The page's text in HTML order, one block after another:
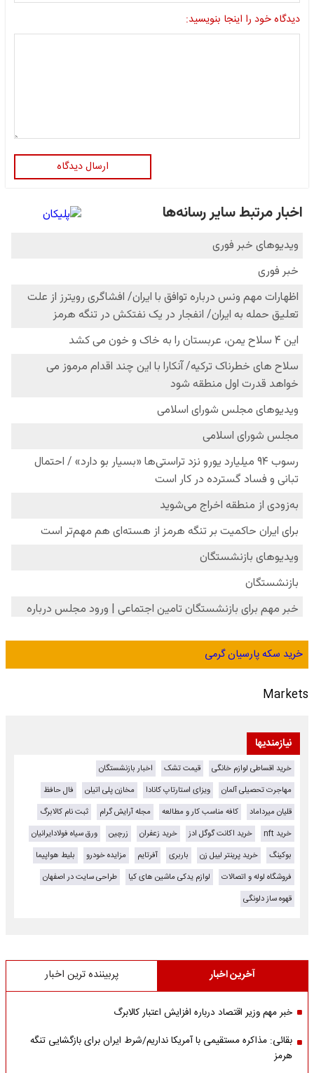
دیدگاه خود را اینجا بنویسید:
ارسال دیدگاه
خرید سکه پارسیان گرمی
Markets
نیازمندیها
خرید اقساطی لوازم خانگی قیمت تشک
اخبار بازنشستگان
مهاجرت تحصیلی آلمان
ویزای استارتاپ کانادا مخازن پلی اتیلن
فال حافظ
قلیان میرداماد
کافه مناسب کار و مطالعه مجله آرایش گرام
ثبت نام کالابرگ
خرید nft
خرید اکانت گوگل ادز خرید زعفران زرچین
ورق سیاه فولادایرانیان
بوکینگ
خرید پرینتر لیبل زن باربری آفرتایم مزایده خودرو
بلیط هواپیما
فروشگاه لوله و اتصالات
لوازم یدکی ماشین های کیا
طراحی سایت در اصفهان
قهوه ساز دلونگی
آخرین اخبار پربیننده ترین اخبار
خبر مهم وزیر اقتصاد درباره افزایش اعتبار کالابرگ
بقائی: مذاکره مستقیمی با آمریکا نداریم/شرط ایران برای بازگشایی تنگه
هرمز